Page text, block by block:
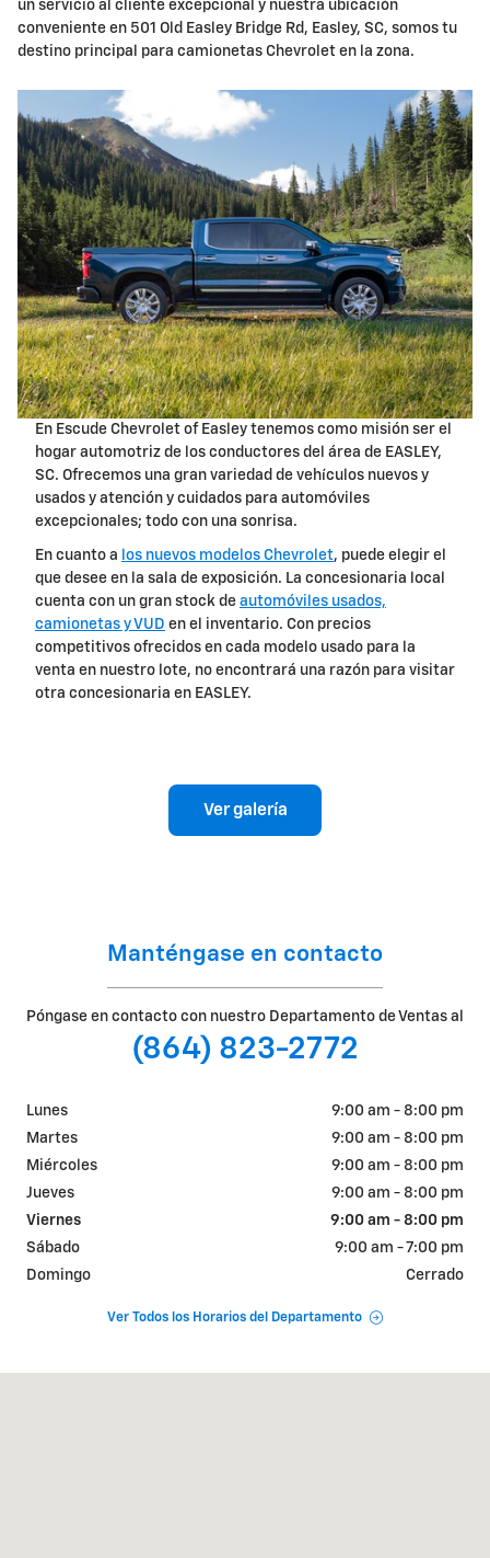
un servicio al cliente excepcional y nuestra ubicación
conveniente en 501 Old Easley Bridge Rd, Easley, SC, somos tu
destino principal para camionetas Chevrolet en la zona.
En Escude Chevrolet of Easley tenemos como misión ser el
hogar automotriz de los conductores del área de EASLEY,
SC. Ofrecemos una gran variedad de vehículos nuevos y
usados y atención y cuidados para automóviles
excepcionales; todo con una sonrisa.
En cuanto a los nuevos modelos Chevrolet, puede elegir el
que desee en la sala de exposición. La concesionaria local
cuenta con un gran stock de automóviles usados,
camionetas y VUD en el inventario. Con precios
competitivos ofrecidos en cada modelo usado para la
venta en nuestro lote, no encontrará una razón para visitar
otra concesionaria en EASLEY.
Ver galería
Manténgase en contacto
Póngase en contacto con nuestro Departamento de Ventas al
(864) 823-2772
Lunes
9:00 am - 8:00 pm
Martes
9:00 am - 8:00 pm
Miércoles
9:00 am - 8:00 pm
Jueves
9:00 am - 8:00 pm
Viernes
9:00 am - 8:00 pm
Sábado
9:00 am - 7:00 pm
Domingo
Cerrado
Ver Todos los Horarios del Departamento